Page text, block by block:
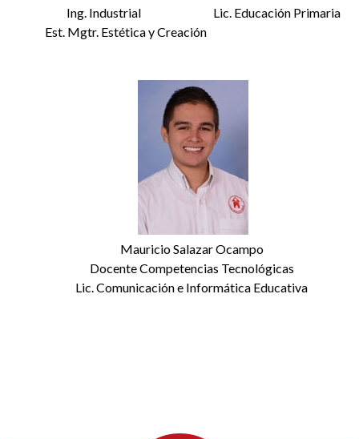
Ing. Industrial Lic. Educación Primaria
Est. Mgtr. Estética y Creación
Mauricio Salazar Ocampo
Docente Competencias Tecnológicas
Lic. Comunicación e Informática Educativa